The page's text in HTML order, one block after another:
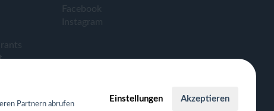
Facebook
Instagram
Partnern abrufen
Einstellungen Akzeptieren